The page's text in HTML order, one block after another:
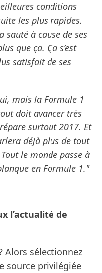
conditions
les plus rapides.
sauté à cause de ses
que ça. Ça s’est
satisfait de ses
mais la Formule 1
doit avancer très
surtout 2017. Et
déjà plus de tout
le monde passe à
en Formule 1."
l’actualité de
Alors sélectionnez
source privilégiée